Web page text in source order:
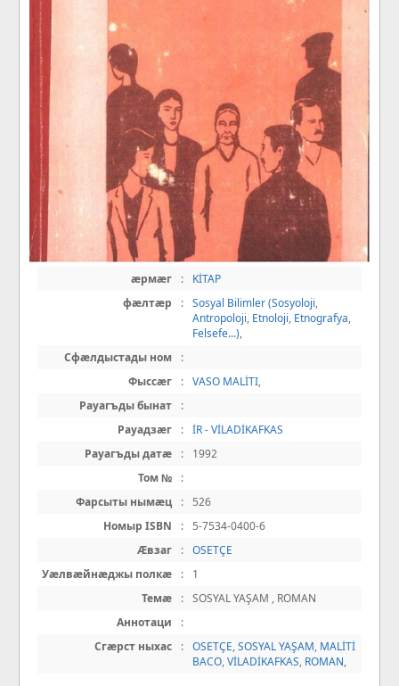
æрмæг :
KİTAP
фæлтæр
: Sosyal Bilimler (Sosyoloji,
Antropoloji, Etnoloji, Etnografya,
Felsefe...),
Сфæлдыстады ном
:
Фыссæг
: VASO MALİTI,
Рауагъды бынат
:
Рауадзæг
: İR - VİLADİKAFKAS
Рауагъды датæ
:
1992
Том №
:
Фарсыты нымæц
:
526
Номыр ISBN
:
5-7534-0400-6
Æвзаг
: OSETÇE
Уæлвæйнæджы полкæ
:
1
Темæ
: SOSYAL YAŞAM , ROMAN
Аннотаци
:
Сгæрст ныхас
: OSETÇE,SOSYAL YAŞAM, MALİTİ
BACO,VİLADİKAFKAS, ROMAN,